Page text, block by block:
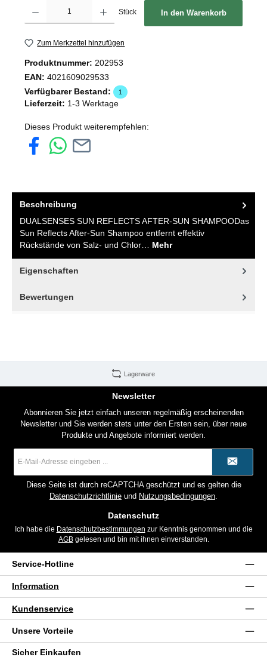
Stück In den Warenkorb
Zum Merkzettel hinzufügen
Produktnummer: 202953
EAN: 4021609029533
Verfügbarer Bestand:
1
Lieferzeit: 1-3 Werktage
Dieses Produkt weiterempfehlen:
Beschreibung
DUALSENSES SUN REFLECTS AFTER-SUN SHAMPOODas
Sun Reflects After-Sun Shampoo entfernt effektiv
Rückstände von Salz- und Chlor…
Mehr
Eigenschaften
Bewertungen
Lagerware
Newsletter
Abonnieren Sie jetzt einfach unseren regelmäßig erscheinenden
Newsletter und Sie werden stets unter den Ersten sein, über neue
Produkte und Angebote informiert werden.
Mail-
Diese Seite ist durch reCAPTCHA geschützt und es gelten die
Datenschutzrichtlinie und Nutzungsbedingungen
Datenschutz
Ich habe die Datenschutzbestimmungen
AGBgelesen und bin mit ihnen einverstanden.
Service-Hotline
Information
Kundenservice
Unsere Vorteile
Sicher Einkaufen